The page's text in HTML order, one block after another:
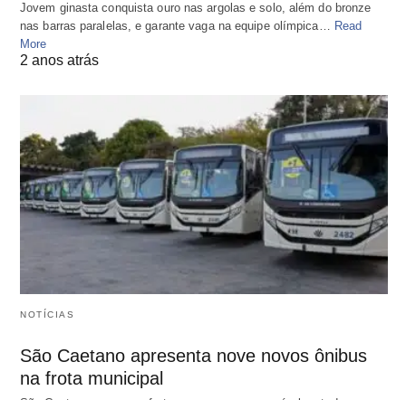
Jovem ginasta conquista ouro nas argolas e solo, além do bronze
nas barras paralelas, e garante vaga na equipe olímpica… Read
More
2 anos atrás
NOTÍCIAS
São Caetano apresenta nove novos ônibus
na frota municipal